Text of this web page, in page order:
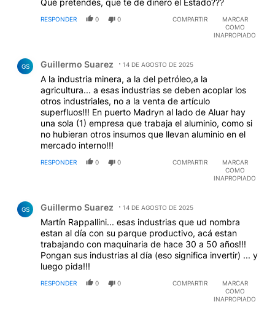
RESPONDER 0 0 COMPARTIR
MARCAR
COMO
INAPROPIADO
GS Guillermo Suarez 14 DE AGOSTO DE 2025
A la industria minera, a la del petróleo,a la
agricultura... a esas industrias se deben acoplar los
otros industriales, no a la venta de artículo
superfluos!!! En puerto Madryn al lado de Aluar hay
una sola (1) empresa que trabaja el aluminio, como si
no hubieran otros insumos que llevan aluminio en el
mercado interno!!!
RESPONDER 0 0 COMPARTIR
MARCAR
COMO
INAPROPIADO
GS Guillermo Suarez 14 DE AGOSTO DE 2025
Martín Rappallini... esas industrias que ud nombra
estan al día con su parque productivo, acá estan
trabajando con maquinaria de hace 30 a 50 años!!!
Pongan sus industrias al día (eso significa invertir) ... y
luego pida!!!
RESPONDER 0 0 COMPARTIR
MARCAR
COMO
INAPROPIADO